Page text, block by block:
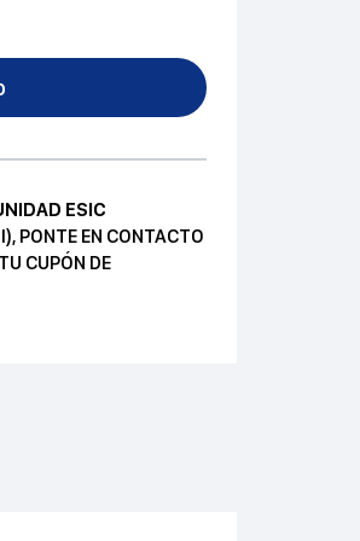
ESIC
PONTE EN CONTACTO
CUPÓN DE